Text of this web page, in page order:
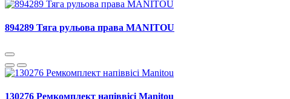
894289 Тяга рульова права MANITOU
130276 Ремкомплект напіввісі Manitou